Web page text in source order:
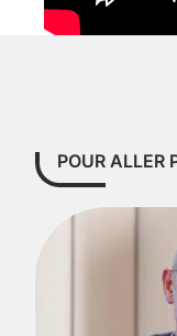
POUR ALLER